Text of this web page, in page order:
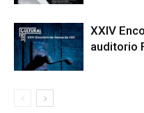
XXIV
auditorio